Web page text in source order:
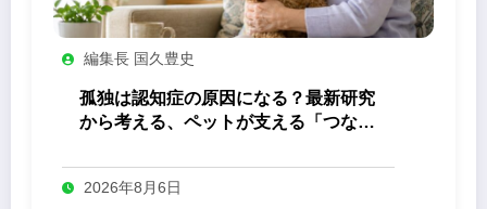
編集長 国久豊史
孤独は認知症の原因になる？最新研究
から考える、ペットが支える「つなが
2026年8月6日